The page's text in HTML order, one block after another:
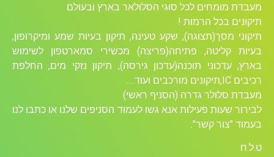
מעבדת מומחים לכל סוגי הסלולאר בארץ ובעולם
תיקונים בכל הרמות !
תיקוני מסך(תצוגה), שקע טעינה, תיקון בעיות שמע ומיקרופון,
בעיות קליטה, פתיחה(פריצה) מכשירי סמארטפון לשימוש
בארץ, עדכוני תוכנה(עדכון גירסה), תיקון נזקי מים, החלפת
רכיבים ICׁ,תיקונים מורכבים ועוד….
מעבדת סלולר גדרה (הסניף ראשי)
לבירור שעות פעילות אנא גשו לעמוד הסניפים שלנו או כתבו לנו
בעמוד "צור קשר".
ט.ל.ח